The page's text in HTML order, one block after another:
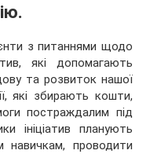
з питаннями щодо
які допомагають
та розвиток нашої
які збирають кошти,
постраждалим під
ініціатив планують
навичкам, проводити